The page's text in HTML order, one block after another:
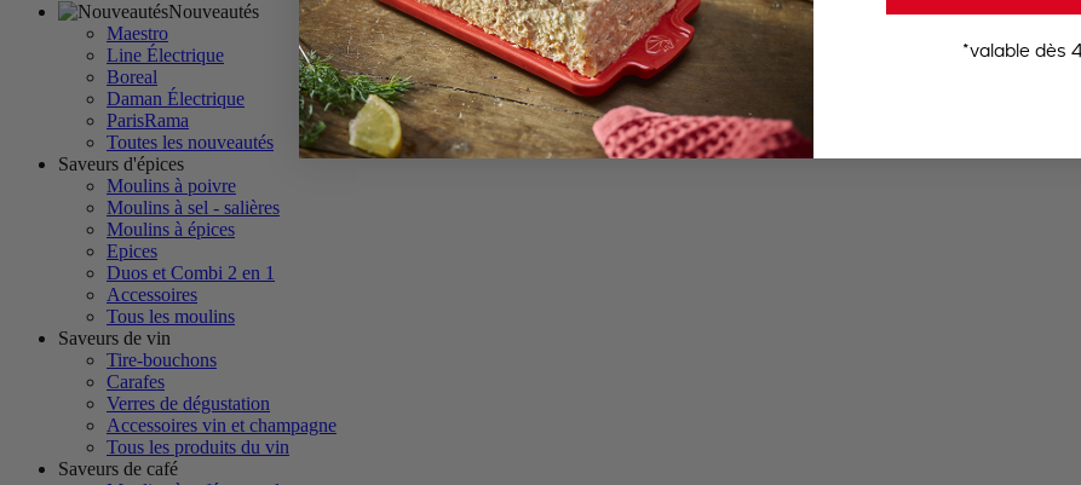
Nouveautés
Maestro
Line Électrique
Boreal
Daman Électrique
ParisRama
Toutes les nouveautés
Saveurs d'épices
Moulins à poivre
Moulins à sel - salières
Moulins à épices
Epices
Duos et Combi 2 en 1
Accessoires
Tous les moulins
Saveurs de vin
Tire-bouchons
Carafes
Verres de dégustation
Accessoires vin et champagne
Tous les produits du vin
Saveurs de café
*valable dès